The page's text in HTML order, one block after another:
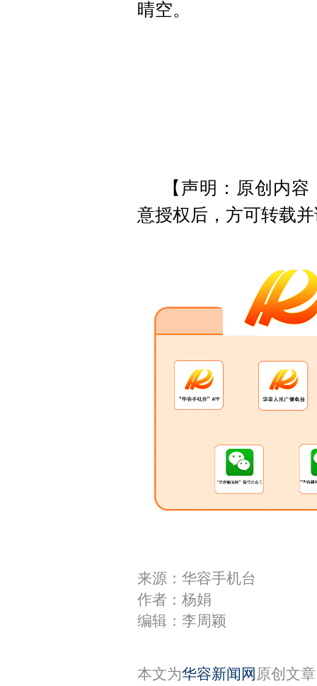
晴空。
【声明：原创内
意授权后，方可转载
来源：华容手机台
作者：杨娟
编辑：李周颖
本文为华容新闻网 原创文